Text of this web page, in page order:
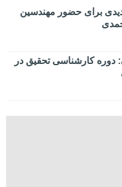
برای حضور مهندسین
دوره کارشناسی تحقیق در